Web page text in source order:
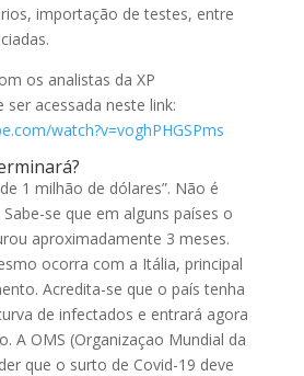
importação de testes, entre
os analistas da XP
acessada neste link:
watch?v=voghPHGSPms
1 milhão de dólares”. Não é
se que em alguns países o
aproximadamente 3 meses.
ocorra com a Itália, principal
Acredita-se que o país tenha
de infectados e entrará agora
A OMS (Organizaçao Mundial da
que o surto de Covid-19 deve